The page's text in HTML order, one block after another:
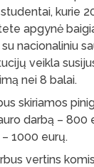
kurie
apgynė
nacionaliniu
veikla
nei 8 balai.
skiriamos
darbą – 800
1000 eurų.
vertins